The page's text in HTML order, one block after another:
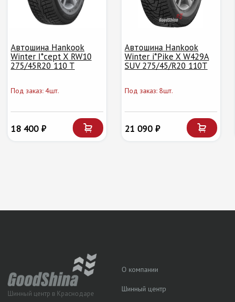
Автошина Hankook
Winter I*cept X RW10
275/45R20 110 T
Под заказ: 4шт.
18 400 ₽
Автошина Hankook
Winter i*Pike X W429A
SUV 275/45/R20 110T
Под заказ: 8шт.
21 090 ₽
Шинный центр в Краснодаре
О компании
Шинный центр